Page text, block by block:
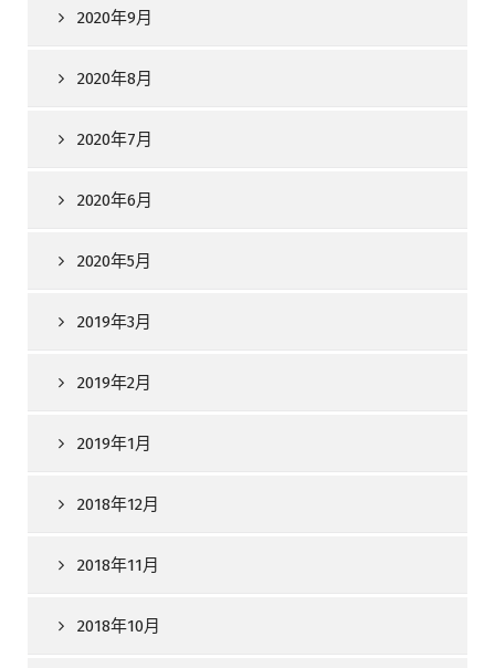
2020年9月
2020年8月
2020年7月
2020年6月
2020年5月
2019年3月
2019年2月
2019年1月
2018年12月
2018年11月
2018年10月